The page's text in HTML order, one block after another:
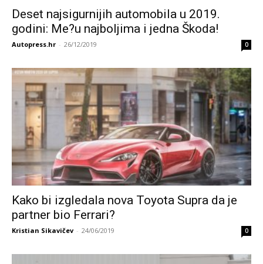
Deset najsigurnijih automobila u 2019.
godini: Me?u najboljima i jedna Škoda!
Autopress.hr - 26/12/2019 0
Kako bi izgledala nova Toyota Supra da je
partner bio Ferrari?
Kristian Sikavičev - 24/06/2019 0